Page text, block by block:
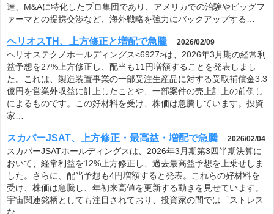
達、M&Aに特化したプロ集団であり、アメリカでの治験やビッグフ
ァーマとの提携交渉など、海外戦略を強力にバックアップする…
ヘリオスTH、上方修正と増配で急騰 2026/02/09
ヘリオステクノホールディングス<6927>は、2026年3月期の経常利
益予想を27%上方修正し、配当も11円増額することを発表しまし
た。これは、製造装置事業の一部受注生産品に対する受取補償金3.3
億円を営業外収益に計上したことや、一部案件の売上計上の前倒し
によるものです。この好材料を受け、株価は急騰しています。投資
家…
スカパーJSAT、上方修正・最高益・増配で急騰 2026/02/04
スカパーJSATホールディングスは、2026年3月期第3四半期決算に
おいて、経常利益を12%上方修正し、過去最高益予想を上乗せしま
した。さらに、配当予想も4円増額すると発表。これらの好材料を
受け、株価は急騰し、年初来高値を更新する動きを見せています。
宇宙関連銘柄としても注目されており、投資家の間では「ストレス
な…